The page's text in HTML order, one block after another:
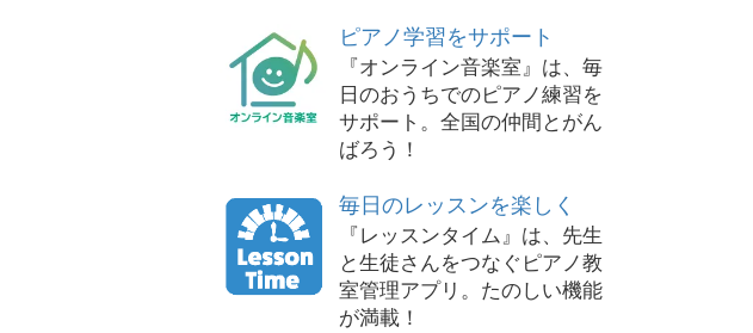
ピアノ学習をサポート
『オンライン音楽室』は、毎
日のおうちでのピアノ練習を
サポート。全国の仲間とがん
ばろう！
毎日のレッスンを楽しく
『レッスンタイム』は、先生
と生徒さんをつなぐピアノ教
室管理アプリ。たのしい機能
が満載！